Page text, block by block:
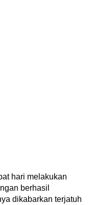
hari melakukan
berhasil
dikabarkan terjatuh